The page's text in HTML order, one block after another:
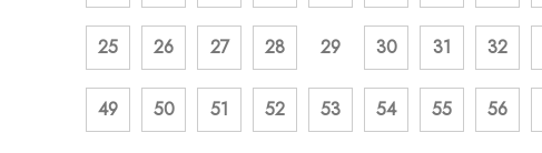
25 26 27 28 29 30 31 32
49 50 51 52 53 54 55 56